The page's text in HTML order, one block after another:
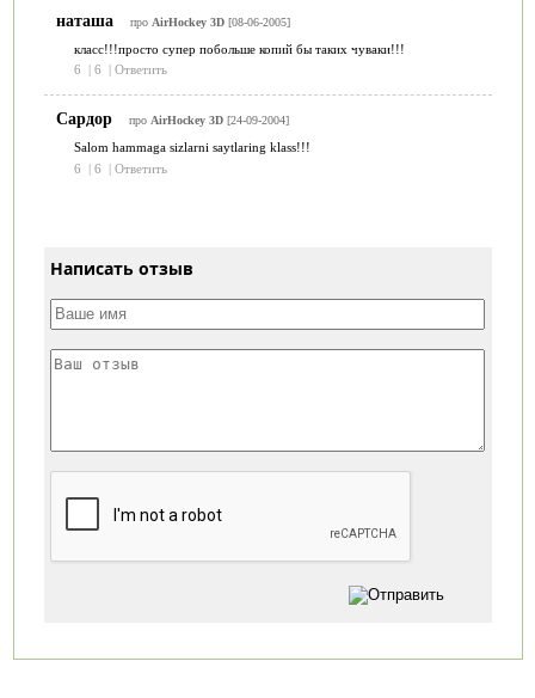
наташа про AirHockey 3D [08-06-2005]
класс!!!просто супер побольше копий бы таких чуваки!!!
6
| 6 | Ответить
Сардор про AirHockey 3D [24-09-2004]
Salom hammaga sizlarni saytlaring klass!!!
6
| 6 | Ответить
Написать отзыв